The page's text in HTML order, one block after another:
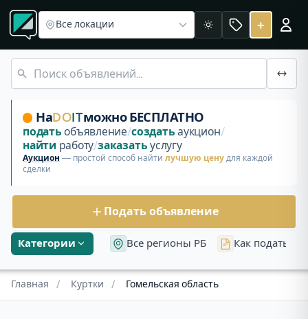
Купить и продать Куртки в
Купить и продать «Куртки» в Гомельской обл.
Куртка спецовочная
Куртка кожаная
Ветровка Puma
Джинсовка мужская Levis
Куртка мужская
Куртка зимняя мужская
Все локации Светлая +
Категории Все регионы РБ Как подать
НаDOITможно БЕСПЛАТНО
подать объявление/создать аукцион/
найти работу/заказать услугу
Аукцион — простой способ найти лучшую цену для каждой
сделки
Подать объявление
Главная / Куртки / Гомельская область